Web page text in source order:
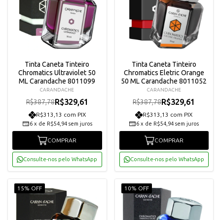
Tinta Caneta Tinteiro
Chromatics Ultraviolet 50
ML Carandache 8011099
CARANDACHE
R$387,78R$329,61
R$313,13 com PIX
6 x de R$54,94 sem juros
COMPRAR
Consulte-nos pelo WhatsApp
Tinta Caneta Tinteiro
Chromatics Eletric Orange
50 ML Carandache 8011052
CARANDACHE
R$387,78R$329,61
R$313,13 com PIX
6 x de R$54,94 sem juros
COMPRAR
Consulte-nos pelo WhatsApp
15% OFF 10% OFF